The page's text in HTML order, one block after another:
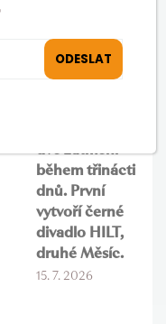
během třinácti
dnů. První
vytvoří černé
divadlo HILT,
druhé Měsíc.
15. 7. 2026